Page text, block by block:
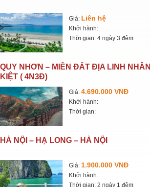
Giá: Liên hệ
Khởi hành:
Thời gian: 4 ngày 3 đêm
QUY NHƠN – MIỀN ĐẤT ĐỊA LINH NHÂN
KIỆT ( 4N3Đ)
Giá: 4.690.000 VNĐ
Khởi hành:
Thời gian:
HÀ NỘI – HẠ LONG – HÀ NỘI
Giá: 1.900.000 VNĐ
Khởi hành:
Thời gian: 2 ngày 1 đêm